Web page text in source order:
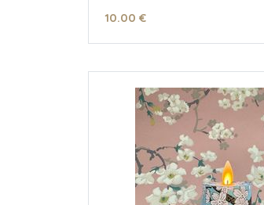
10.00 €